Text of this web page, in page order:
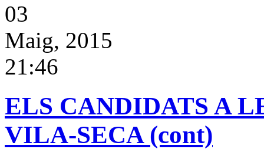
03
Maig, 2015
21:46
ELS CANDIDATS A
VILA-SECA (cont)